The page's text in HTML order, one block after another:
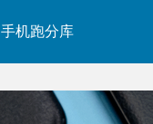
手机跑分库